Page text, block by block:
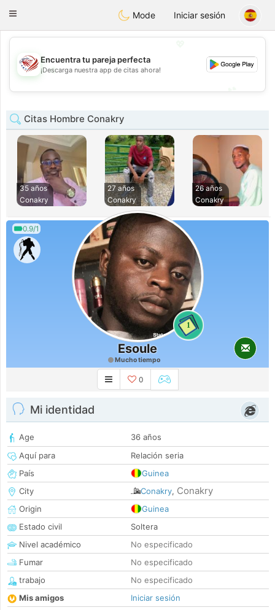
StatesDating
Toggle
Mode Iniciar sesión
💖
💕
Encuentra tu pareja perfecta
¡Descarga nuestra app de citas ahora!
Citas Hombre Conakry
35 años
Conakry
27 años
Conakry
26 años
Conakry
0.9/1
1
Esoule
Mucho tiempo
0
Mi identidad
Age
36 años
Aquí para
Relación seria
País
Guinea
City
Conakry, Conakry
Origin
Guinea
Estado civil
Soltera
Nivel académico
No especificado
Fumar
No especificado
trabajo
No especificado
Mis amigos
Iniciar sesión